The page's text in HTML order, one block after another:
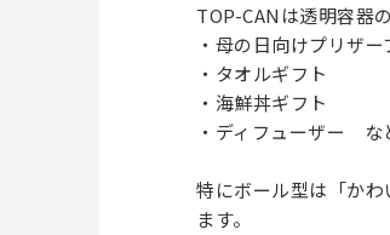
TOP-CANは透明容器
・母の日向けプリザ
・タオルギフト
・海鮮丼ギフト
・ディフューザー な
特にボール型は「か
ます。